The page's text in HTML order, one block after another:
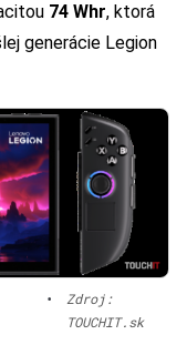
74 Whr, ktorá
generácie Legion
•
Zdroj:
TOUCHIT.sk